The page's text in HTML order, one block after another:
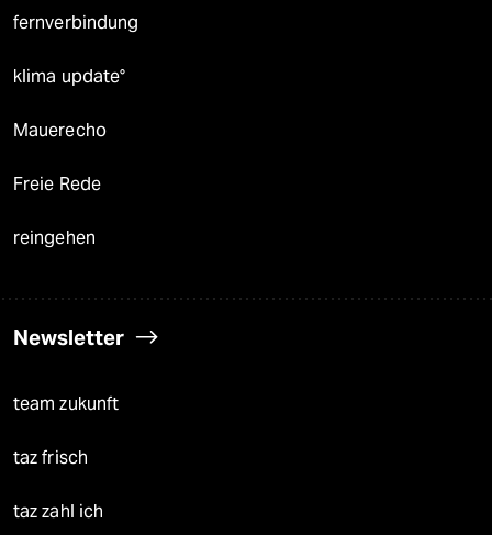
fernverbindung
klima update°
Mauerecho
Freie Rede
reingehen
Newsletter
team zukunft
taz frisch
taz zahl ich